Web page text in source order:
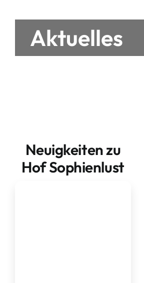
Aktuelles
Neuigkeiten zu
Hof Sophienlust